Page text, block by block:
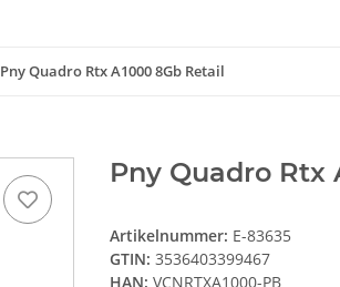
Pny Quadro Rtx A1000 8Gb Retail
Pny Quadro Rtx
Artikelnummer: E-83635
GTIN: 3536403399467
HAN: VCNRTXA1000-PB